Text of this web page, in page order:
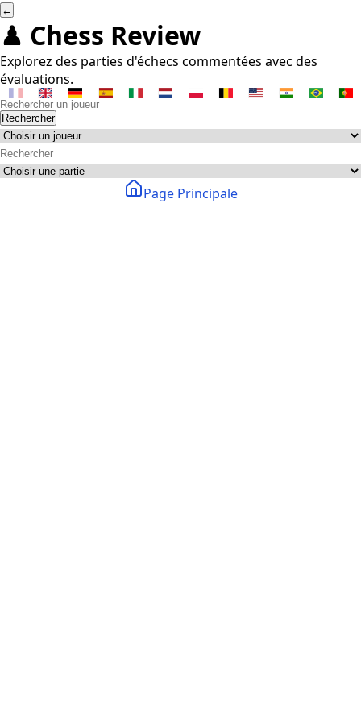
←
♟ Chess Review
Explorez des parties d'échecs commentées avec des
évaluations.
Rechercher
Page Principale